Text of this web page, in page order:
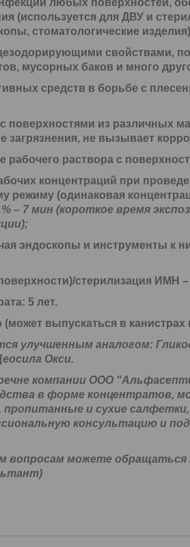
любых поверхностей,
(используется для ДВУ и
стоматологические
свойствами,
мусорных баков и много
средств в борьбе с
поверхностями из различных
загрязнения, не вызывает
рабочего раствора с
концентраций при
режиму (одинаковая
– 7 мин (короткое время
эндоскопы и инструменты к
стерилизация ИМН –
5 лет.
выпускаться в канистрах
улучшенным аналогом:
Окси.
компании ООО
в форме концентратов,
и сухие
консультацию и
можете обращаться